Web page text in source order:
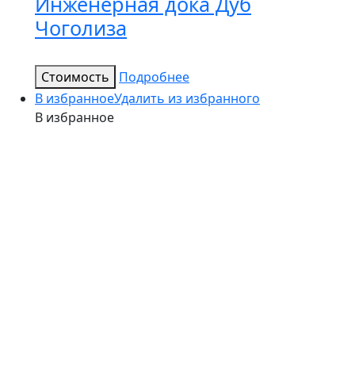
Чоголиза
Стоимость
Подробнее
В избранноеУдалить из избранного
В избранное